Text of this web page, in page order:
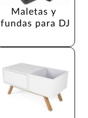
Maletas y
fundas para DJ